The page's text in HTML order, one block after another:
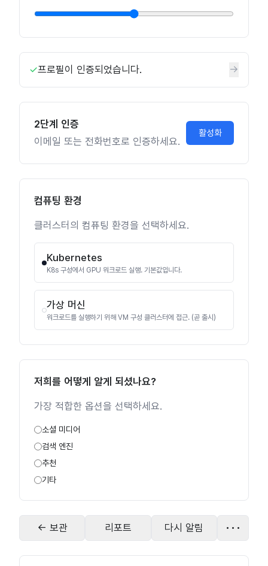
✓프로필이 인증되었습니다. →
2단계 인증
이메일 또는 전화번호로 인증하세요.
활성화
컴퓨팅 환경
클러스터의 컴퓨팅 환경을 선택하세요.
Kubernetes
K8s 구성에서 GPU 워크로드 실행. 기본값입니다.
가상 머신
워크로드를 실행하기 위해 VM 구성 클러스터에 접근. (곧 출시)
저희를 어떻게 알게 되셨나요?
가장 적합한 옵션을 선택하세요.
소셜 미디어
검색 엔진
추천
기타
← 보관 리포트 다시 알림 •••